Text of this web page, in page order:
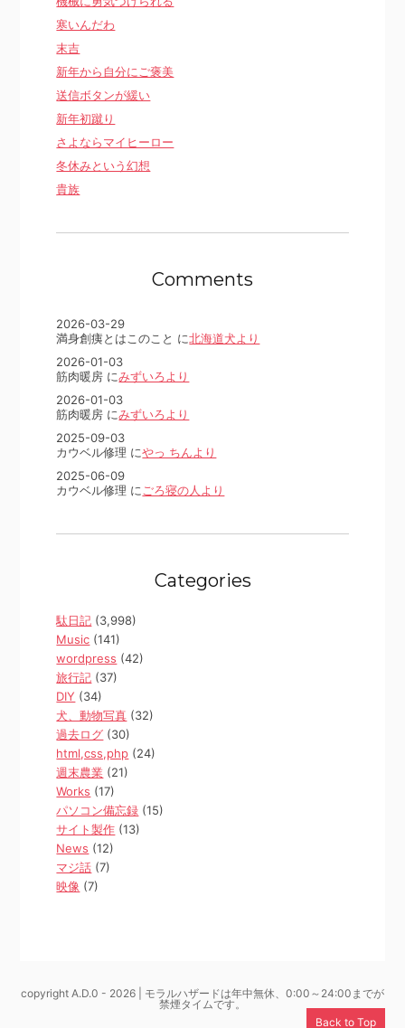
寒いんだわ
末吉
新年から自分にご褒美
送信ボタンが緩い
新年初蹴り
さよならマイヒーロー
冬休みという幻想
貴族
Comments
2026-03-29
満身創痍とはこのこと に北海道犬より
2026-01-03
筋肉暖房 にみずいろより
2026-01-03
筋肉暖房 にみずいろより
2025-09-03
カウベル修理 にやっ ちんより
2025-06-09
カウベル修理 に ごろ寝の人より
Categories
駄日記 (3,998)
Music (141)
wordpress (42)
旅行記 (37)
DIY (34)
犬、動物写真 (32)
過去ログ (30)
html,css,php (24)
週末農業 (21)
Works (17)
パソコン備忘録 (15)
サイト製作 (13)
News (12)
マジ話 (7)
映像 (7)
Back to Top
copyright A.D.0 - 2026 | モラルハザードは年中無休、0:00～24:00までが
禁煙タイムです。